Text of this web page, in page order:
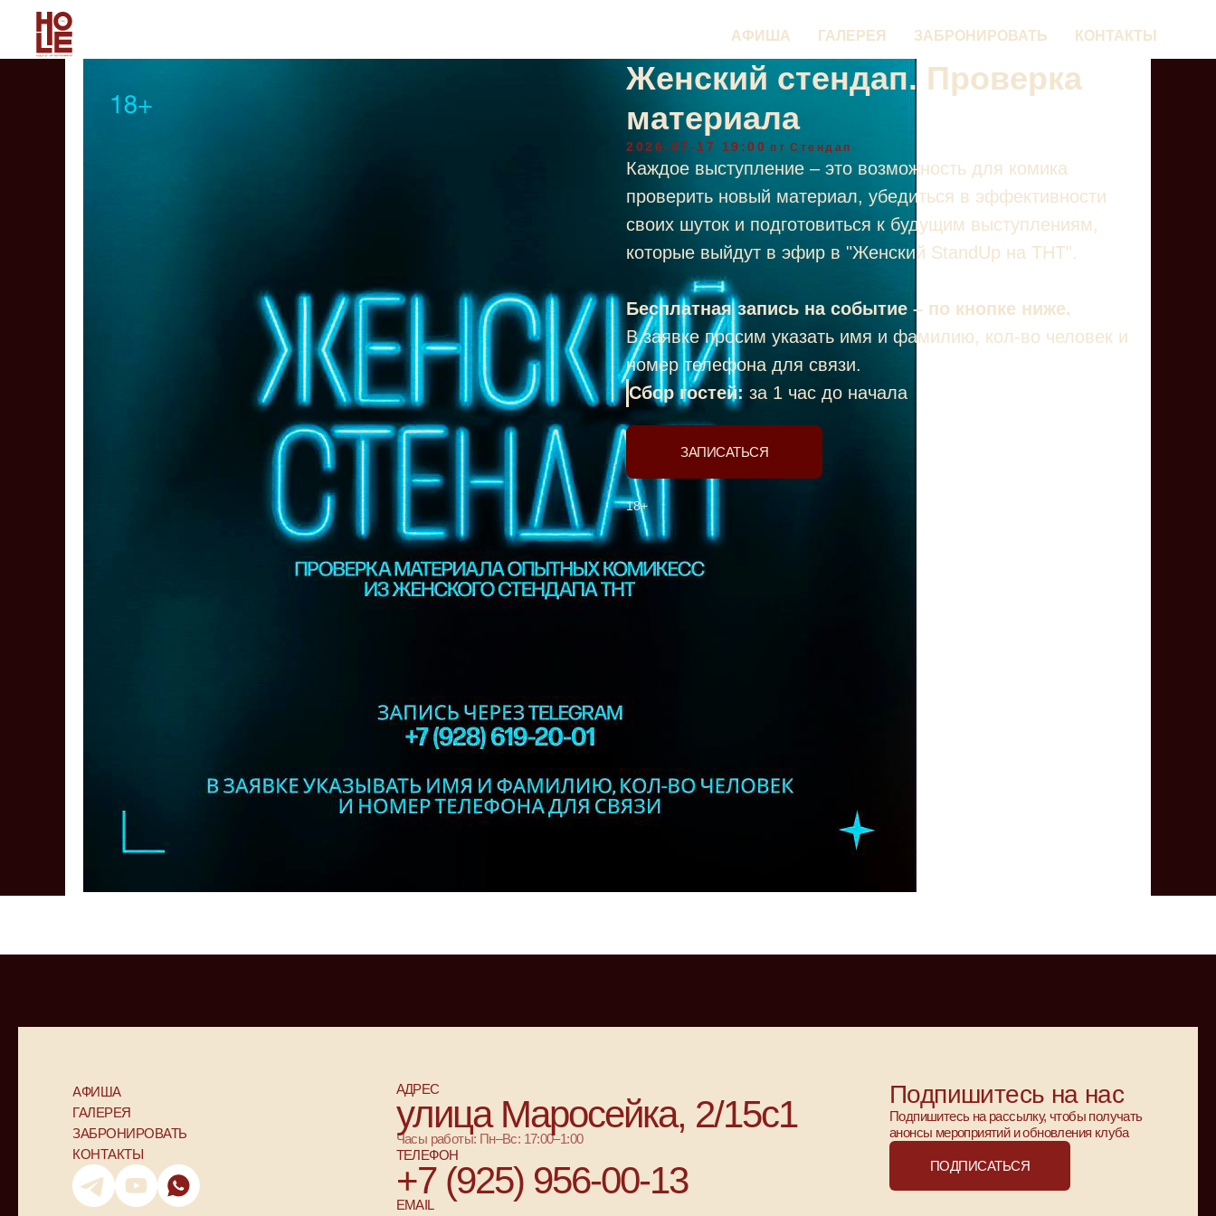
АФИША ГАЛЕРЕЯ ЗАБРОНИРОВАТЬ КОНТАКТЫ
Женский стендап. Проверка
материала
2026-07-17 19:00 пт Стендап
Каждое выступление – это возможность для комика
проверить новый материал, убедиться в эффективности
своих шуток и подготовиться к будущим выступлениям,
которые выйдут в эфир в "Женский StandUp на ТНТ".
Бесплатная запись на событие – по кнопке ниже.
В заявке просим указать имя и фамилию, кол-во человек и
номер телефона для связи.
Сбор гостей: за 1 час до начала
ЗАПИСАТЬСЯ
18+
АФИША
ГАЛЕРЕЯ
ЗАБРОНИРОВАТЬ
КОНТАКТЫ
АДРЕС
улица Маросейка, 2/15с1
Часы работы: Пн–Вс: 17:00–1:00
ТЕЛЕФОН
+7 (925) 956-00-13
EMAIL
Подпишитесь на нас
Подпишитесь на рассылку, чтобы получать
анонсы мероприятий и обновления клуба
ПОДПИСАТЬСЯ